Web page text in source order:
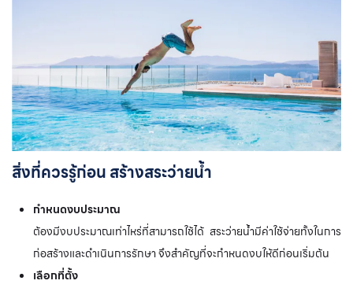
สิ่งที่ควรรู้ก่อน สร้างสระว่ายน้ำ
กำหนดงบประมาณ
ต้องมีงบประมาณเท่าไหร่ที่สามารถใช้ได้ สระว่ายน้ำมีค่าใช้จ่ายทั้งในการ
ก่อสร้างและดำเนินการรักษา จึงสำคัญที่จะกำหนดงบให้ดีก่อนเริ่มต้น
เลือกที่ตั้ง